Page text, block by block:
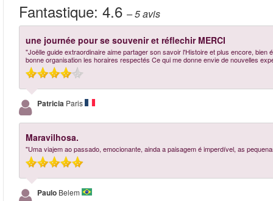
Fantastique: 4.6 – 5avis
une journée pour se souvenir et réflechir MERCI
"Joëlle guide extraordinaire aime partager son savoir l'Histoire et plus encore,
bonne organisation les horaires respectés Ce qui me donne envie de nouvelles
Patricia Paris
Maravilhosa.
"Uma viajem ao passado, emocionante, ainda a paisagem é imperdível, as
Paulo Belem